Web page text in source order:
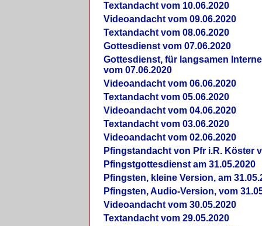
Textandacht vom 10.06.2020
Videoandacht vom 09.06.2020
Textandacht vom 08.06.2020
Gottesdienst vom 07.06.2020
Gottesdienst, für langsamen
vom 07.06.2020
Videoandacht vom 06.06.2020
Textandacht vom 05.06.2020
Videoandacht vom 04.06.2020
Textandacht vom 03.06.2020
Videoandacht vom 02.06.2020
Pfingstandacht von Pfr i.R. Köster
Pfingstgottesdienst am 31.05.2020
Pfingsten, kleine Version, am
Pfingsten, Audio-Version, vom
Videoandacht vom 30.05.2020
Textandacht vom 29.05.2020